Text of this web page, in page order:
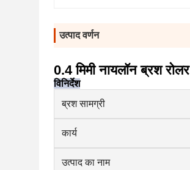
उत्पाद वर्णन
0.4 मिमी नायलॉन ब्रश
विनिर्देश
ब्रश सामग्री
कार्य
उत्पाद का नाम